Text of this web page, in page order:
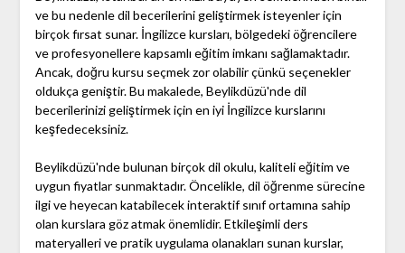
ve bu nedenle dil becerilerini geliştirmek isteyenler için
birçok fırsat sunar. İngilizce kursları, bölgedeki öğrencilere
ve profesyonellere kapsamlı eğitim imkanı sağlamaktadır.
Ancak, doğru kursu seçmek zor olabilir çünkü seçenekler
oldukça geniştir. Bu makalede, Beylikdüzü'nde dil
becerilerinizi geliştirmek için en iyi İngilizce kurslarını
keşfedeceksiniz.
Beylikdüzü'nde bulunan birçok dil okulu, kaliteli eğitim ve
uygun fiyatlar sunmaktadır. Öncelikle, dil öğrenme sürecine
ilgi ve heyecan katabilecek interaktif sınıf ortamına sahip
olan kurslara göz atmak önemlidir. Etkileşimli ders
materyalleri ve pratik uygulama olanakları sunan kurslar,